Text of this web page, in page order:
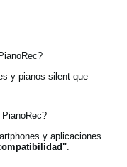
y pianos silent que
y aplicaciones
.